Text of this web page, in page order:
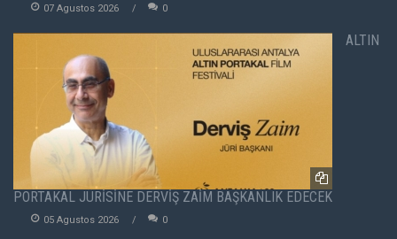
07 Agustos 2026 0
ALTIN
PORTAKAL JÜRİSİNE DERVİŞ ZAİM BAŞKANLIK EDECEK
05 Agustos 2026 0